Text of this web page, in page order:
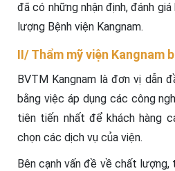
đã có những nhận định, đánh
lượng Bệnh viện Kangnam.
II/ Thẩm mỹ viện Kangnam
BVTM Kangnam là đơn vị dẫn
bằng việc áp dụng các công
tiên tiến nhất để khách hàng
chọn các dịch vụ của viện.
Bên cạnh vấn đề về chất